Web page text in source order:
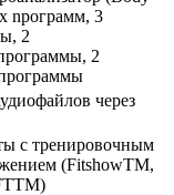
nрограмм, 3
2
2
через
с тренировочным
(FitshowTM,